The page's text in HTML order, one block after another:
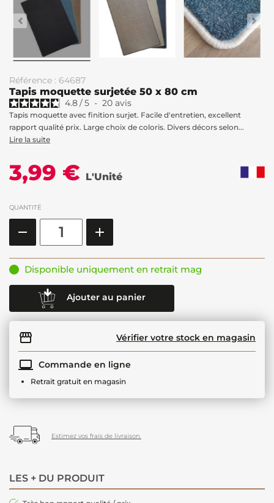
Référence : 64687
Tapis moquette surjetée 50 x 80 cm
4.8/5 - 20 avis
Tapis moquette avec finition surjet. Facile d'entretien, excellent
rapport qualité prix. Large choix de coloris. Divers décors selon...
Lire la suite
3,99 € L'Unité
QUANTITÉ
Disponible uniquement en retrait mag
Ajouter au panier
Vérifier votre stock en magasin
Commande en ligne
Retrait gratuit en magasin
Estimez vos frais de livraison.
LES + DU PRODUIT